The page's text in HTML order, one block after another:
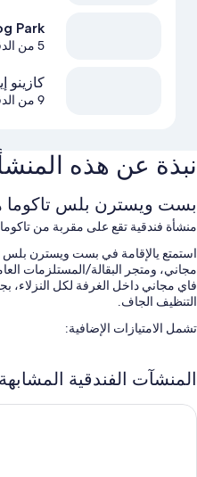
Park
5 من الدقائق بالسيارة
كازينو
9 من الدقائق بالسيارة
نبذة عن هذه
بست ويسترن بلس تاكوما
منشأة فندقية تقع على مقربة من
استمتع يالإقامة في بست ويسترن بلس
مجاني، ومتجر البقالة/المستلزمات
فاي مجاني داخل الغرفة لكل النزلاء،
التنظيف الجاف.
تشمل الامتيازات الإضافية:
صف السيارة بمعرفة النزيل مجانًا
محطة شحن السيارات الكهربائية،
المنشآت الفندقية المشابهة
هوتل مورانو